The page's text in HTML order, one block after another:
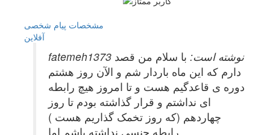
مشخصات پیام شخصی
آفلاين
fatemeh1373 نوشته است: با سلام من قصد
دارم که این ماه باردار شم و الآن روز هشتم
دوره ی قاعدگیم هست و تا امروز هیچ رابطه
ای نداشتم و قرار گذاشته بودم تا روز
چهاردهم (که روز تخمک گذاریم هست )
رابطه جنسی نداشته باشم اما